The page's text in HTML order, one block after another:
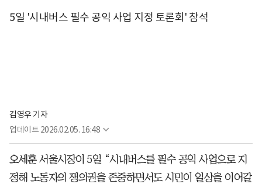
5일 '시내버스 필수 공익 사업 지정 토론회' 참석
김영우 기자
업데이트 2026.02.05. 16:48
오세훈 서울시장이 5일 “시내버스를 필수 공익 사업으로 지
정해 노동자의 쟁의권을 존중하면서도 시민이 일상을 이어갈